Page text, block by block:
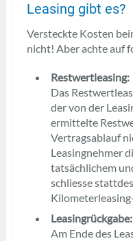
Leasing gibt es?
Versteckte Kosten
nicht! Aber achte auf
Restwertleasing:
Das
der von der
ermittelte
Vertragsablauf
Leasingnehmer
tatsächlichem
schliesse
Leasingrückgabe:
Am Ende des